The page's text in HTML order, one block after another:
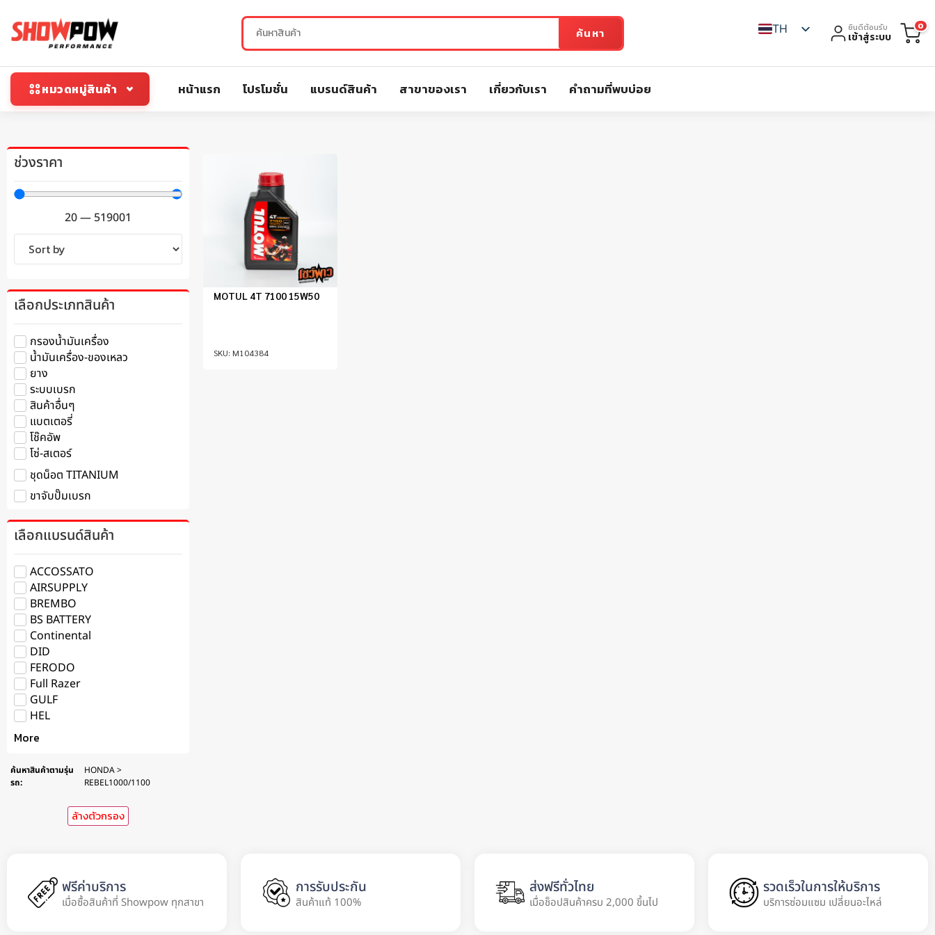
ค้นหา TH ยินดีต้อนรับ
เข้าสู่ระบบ
0
หมวดหมู่สินค้า หน้าแรก โปรโมชั่น แบรนด์สินค้า สาขาของเรา เกี่ยวกับเรา คำถามที่พบบ่อย
ช่วงราคา
20— 519001
เลือกประเภทสินค้า
กรองน้ำมันเครื่อง
น้ำมันเครื่อง-ของเหลว
ยาง
ระบบเบรก
สินค้าอื่นๆ
แบตเตอรี่
โช๊คอัพ
โซ่-สเตอร์
ชุดน็อต TITANIUM
ขาจับปั๊มเบรก
เลือกแบรนด์สินค้า
ACCOSSATO
AIRSUPPLY
BREMBO
BS BATTERY
Continental
DID
FERODO
Full Razer
GULF
HEL
More
ค้นหาสินค้าตามรุ่น
รถ:
HONDA >
REBEL1000/1100
ล้างตัวกรอง
M104384
MOTUL 4T 7100 15W50
ฟรีค่าบริการ
เมื่อซื้อสินค้าที่ Showpow ทุกสาขา
การรับประกัน
สินค้าแท้ 100%
ส่งฟรีทั่วไทย
เมื่อช็อปสินค้าครบ 2,000 ขึ้นไป
รวดเร็วในการให้บริการ
บริการซ่อมแซม เปลี่ยนอะไหล่